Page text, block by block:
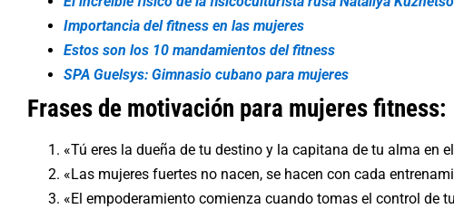
Importancia del fitness en las mujeres
Estos son los 10 mandamientos del fitness
SPA Guelsys: Gimnasio cubano para mujeres
Frases de motivación para mujeres fitness:
«Tú eres la dueña de tu destino y la capitana de tu alma en
«Las mujeres fuertes no nacen, se hacen con cada
«El empoderamiento comienza cuando tomas el control de